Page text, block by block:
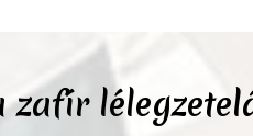
zafír